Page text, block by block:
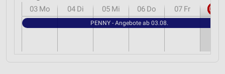
03 Mo 04 Di 05 Mi 06 Do 07 Fr 08
PENNY - Angebote ab 03.08.